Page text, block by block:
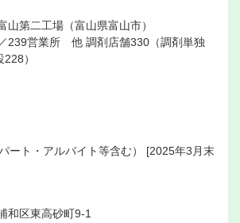
山第二工場（富山県富山市）
239営業所 他 調剤店舗330（調剤単独
）
ート・アルバイト等含む） [2025年3月末
和区東高砂町9-1